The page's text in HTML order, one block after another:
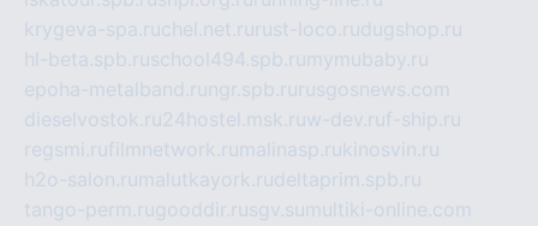
krygeva-spa.ruchel.net.ru rust-loco.rudugshop.ru
hl-beta.spb.ruschool494.spb.ru mymubaby.ru
epoha-metalband.ru ngr.spb.ru rusgosnews.com
dieselvostok.ru24hostel.msk.ruw-dev.ruf-ship.ru
regsmi.rufilmnetwork.ru malinasp.rukinosvin.ru
h2o-salon.ru malutkayork.rudeltaprim.spb.ru
tango-perm.rugooddir.rusgv.su multiki-online.com